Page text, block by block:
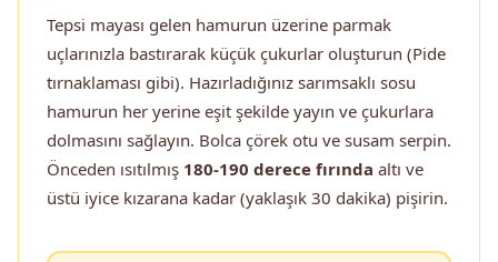
Tepsi mayası gelen hamurun üzerine parmak
uçlarınızla bastırarak küçük çukurlar oluşturun (Pide
tırnaklaması gibi). Hazırladığınız sarımsaklı sosu
hamurun her yerine eşit şekilde yayın ve çukurlara
dolmasını sağlayın. Bolca çörek otu ve susam serpin.
Önceden ısıtılmış 180-190 derece fırında altı ve
üstü iyice kızarana kadar (yaklaşık 30 dakika) pişirin.